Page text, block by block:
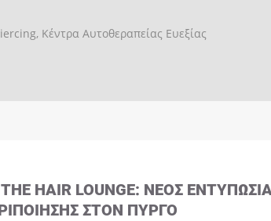
Κέντρα Αυτοθεραπείας Ευεξίας
HAIR LOUNGE: ΝΈΟΣ
ΣΤΟΝ ΠΎΡΓΟ